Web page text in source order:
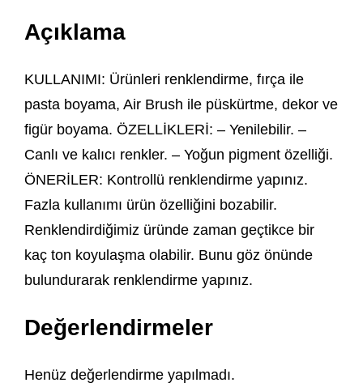
Açıklama
KULLANIMI: Ürünleri renklendirme, fırça ile
pasta boyama, Air Brush ile püskürtme, dekor ve
figür boyama. ÖZELLİKLERİ: – Yenilebilir. –
Canlı ve kalıcı renkler. – Yoğun pigment özelliği.
ÖNERİLER: Kontrollü renklendirme yapınız.
Fazla kullanımı ürün özelliğini bozabilir.
Renklendirdiğimiz üründe zaman geçtikce bir
kaç ton koyulaşma olabilir. Bunu göz önünde
bulundurarak renklendirme yapınız.
Değerlendirmeler
Henüz değerlendirme yapılmadı.